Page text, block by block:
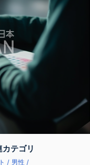
テゴリ
/ 男性 /